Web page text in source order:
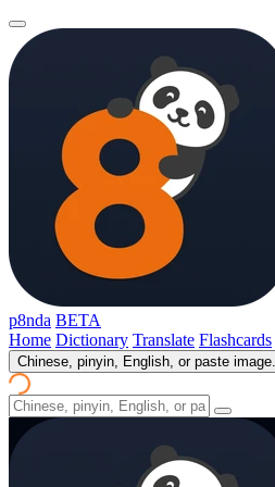
p8nda BETA
Home Dictionary Translate Flashcards
Chinese, pinyin, English, or paste